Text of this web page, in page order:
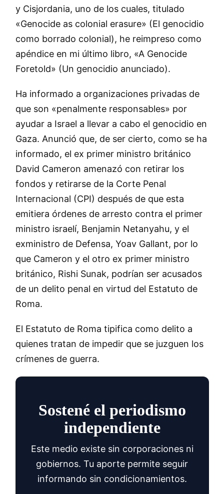
y Cisjordania, uno de los cuales, titulado
«Genocide as colonial erasure» (El genocidio
como borrado colonial), he reimpreso como
apéndice en mi último libro, «A Genocide
Foretold» (Un genocidio anunciado).
Ha informado a organizaciones privadas de
que son «penalmente responsables» por
ayudar a Israel a llevar a cabo el genocidio en
Gaza. Anunció que, de ser cierto, como se ha
informado, el ex primer ministro británico
David Cameron amenazó con retirar los
fondos y retirarse de la Corte Penal
Internacional (CPI) después de que esta
emitiera órdenes de arresto contra el primer
ministro israelí, Benjamin Netanyahu, y el
exministro de Defensa, Yoav Gallant, por lo
que Cameron y el otro ex primer ministro
británico, Rishi Sunak, podrían ser acusados
de un delito penal en virtud del Estatuto de
Roma.
El Estatuto de Roma tipifica como delito a
quienes tratan de impedir que se juzguen los
crímenes de guerra.
Sostené el periodismo
independiente
Este medio existe sin corporaciones ni
gobiernos. Tu aporte permite seguir
informando sin condicionamientos.